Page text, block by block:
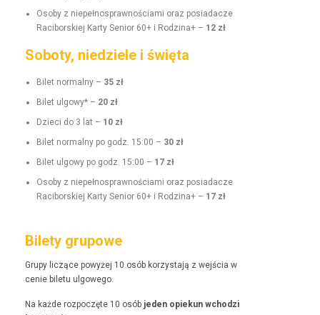
Oso­by z niepełnosprawnoś­ci­a­mi oraz posi­adacze
Raci­borskiej Kar­ty Senior 60+ i Rodz­i­na+ – 12 zł
Soboty, niedziele i święta
Bilet nor­mal­ny – 35 zł
Bilet ulgo­wy* – 20 zł
Dzieci do 3 lat – 10 zł
Bilet nor­mal­ny po godz. 15:00 – 30 zł
Bilet ulgo­wy po godz. 15:00 – 17 zł
Oso­by z niepełnosprawnoś­ci­a­mi oraz posi­adacze
Raci­borskiej Kar­ty Senior 60+ i Rodz­i­na+ – 17 zł
Bilety grupowe
Grupy liczące powyżej 10 osób korzys­ta­ją z wejś­cia w
cenie bile­tu ulgowego.
Na każde rozpoczęte 10 osób jeden opiekun wchodzi